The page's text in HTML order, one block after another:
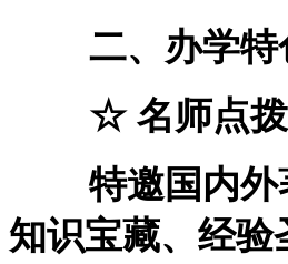
二、办学特
☆ 名师点拨
特邀国内外著
知识宝藏、经